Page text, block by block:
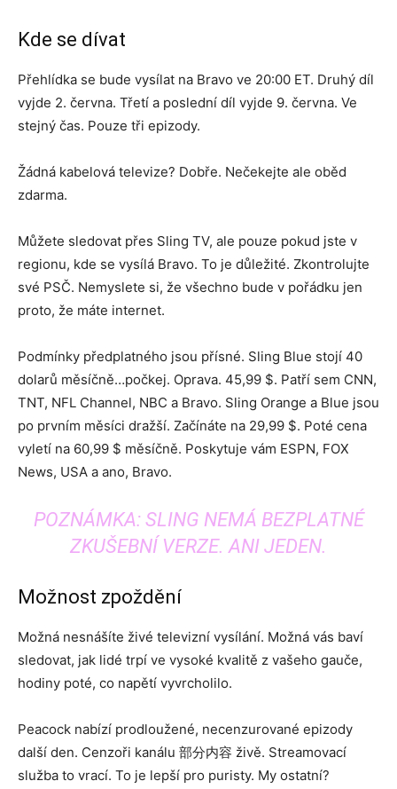
Kde se dívat
Přehlídka se bude vysílat na Bravo ve 20:00 ET. Druhý díl
vyjde 2. června. Třetí a poslední díl vyjde 9. června. Ve
stejný čas. Pouze tři epizody.
Žádná kabelová televize? Dobře. Nečekejte ale oběd
zdarma.
Můžete sledovat přes Sling TV, ale pouze pokud jste v
regionu, kde se vysílá Bravo. To je důležité. Zkontrolujte
své PSČ. Nemyslete si, že všechno bude v pořádku jen
proto, že máte internet.
Podmínky předplatného jsou přísné. Sling Blue stojí 40
dolarů měsíčně…počkej. Oprava. 45,99 $. Patří sem CNN,
TNT, NFL Channel, NBC a Bravo. Sling Orange a Blue jsou
po prvním měsíci dražší. Začínáte na 29,99 $. Poté cena
vyletí na 60,99 $ měsíčně. Poskytuje vám ESPN, FOX
News, USA a ano, Bravo.
POZNÁMKA: SLING NEMÁ BEZPLATNÉ
ZKUŠEBNÍ VERZE. ANI JEDEN.
Možnost zpoždění
Možná nesnášíte živé televizní vysílání. Možná vás baví
sledovat, jak lidé trpí ve vysoké kvalitě z vašeho gauče,
hodiny poté, co napětí vyvrcholilo.
Peacock nabízí prodloužené, necenzurované epizody
další den. Cenzoři kanálu 部分内容 živě. Streamovací
služba to vrací. To je lepší pro puristy. My ostatní?